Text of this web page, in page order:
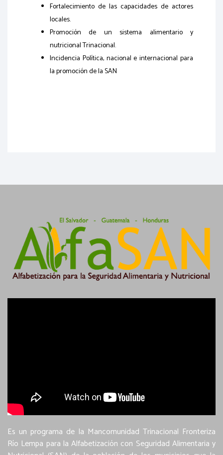
Fortalecimiento de las capacidades de actores
locales.
Promoción de un sistema alimentario y
nutricional Trinacional.
Incidencia Política, nacional e internacional para
la promoción de la SAN
Es un programa de la Mancomunidad Trinacional Fronteriza
Río Lempa para la Alfabetización con Seguridad Alimentaria y